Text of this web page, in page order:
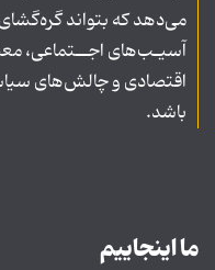
می‌دهد که بتواند
آسیـب‌های اجــتماعی،
اقتصادی و چالش‌های
باشد.
ما اینجاییم